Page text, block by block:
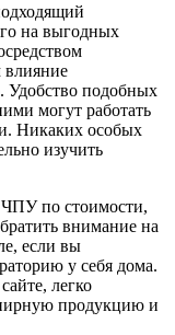
на выгодных
влияние
Удобство подобных
могут работать
Никаких особых
изучить
по стоимости,
внимание на
если вы
у себя дома.
легко
продукцию и